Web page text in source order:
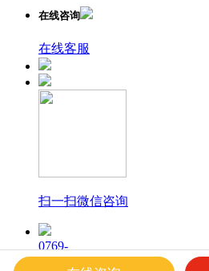
在线咨询
在线客服
扫一扫微信咨询
0769-
23169940